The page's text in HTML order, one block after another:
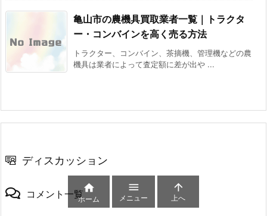
亀山市の農機具買取業者一覧｜トラクタ
ー・コンバインを高く売る方法
トラクター、コンバイン、茶摘機、管理機などの農
機具は業者によって査定額に差が出や ...
ディスカッション
コメント一覧

ホーム

メニュー

上へ